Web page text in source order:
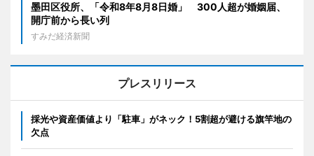
墨田区役所、「令和8年8月8日婚」 300人超が婚姻届、
開庁前から長い列
すみだ経済新聞
プレスリリース
採光や資産価値より「駐車」がネック！5割超が避ける旗竿地の
欠点